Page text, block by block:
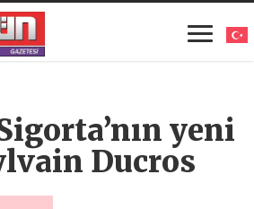
yeni
Ducros